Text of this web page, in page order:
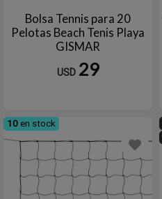
Bolsa Tennis para 20
Pelotas Beach Tenis Playa
GISMAR
USD 29
10 en stock